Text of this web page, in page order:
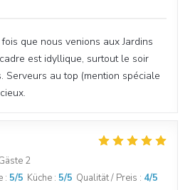
que nous venions aux Jardins
est idyllique, surtout le soir
Serveurs au top (mention spéciale
2
: 5/5 Küche : 5/5 Qualität / Preis : 4/5
DE SIDI BOU SAÏD